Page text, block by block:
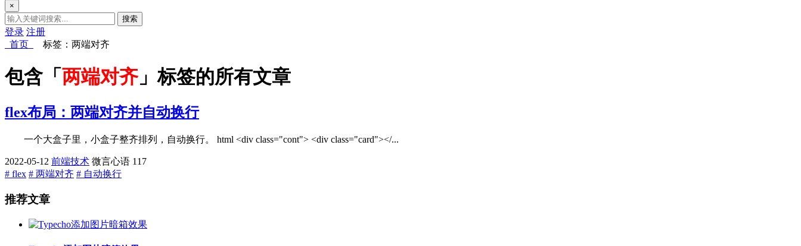
×
搜索
登录 注册
首页
标签：两端对齐
包含「 两端对齐」标签的所有文章
flex布局：两端对齐并自动换行
一个大盒子里，小盒子整齐排列，自动换行。 html <div class="cont"> <div class="card"></...
2022-05-12 前端技术 微言心语 117
# flex # 两端对齐 # 自动换行
推荐文章